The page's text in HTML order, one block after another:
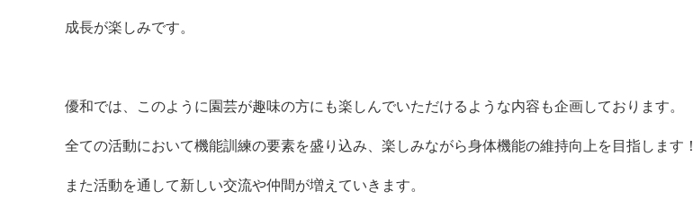
成長が楽しみです。
優和では、このように園芸が趣味の方にも楽しんでいただけるような内容も企画しております。
全ての活動において機能訓練の要素を盛り込み、楽しみながら身体機能の維持向上を目指します！
また活動を通して新しい交流や仲間が増えていきます。